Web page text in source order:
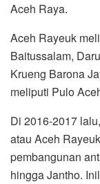
Aceh Raya.
Aceh Rayeuk
Baitussalam,
Krueng Barona
meliputi Pulo
Di 2016-2017
atau Aceh
pembangunan
hingga Jantho.